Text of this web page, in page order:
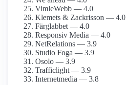
VimleWebb — 4.0
Klemets & Zackrisson — 4.0
Färglabbet — 4.0
Responsiv Media — 4.0
NetRelations — 3.9
Studio Foga — 3.9
Osolo — 3.9
Trafficlight — 3.9
Internetmedia — 3.8